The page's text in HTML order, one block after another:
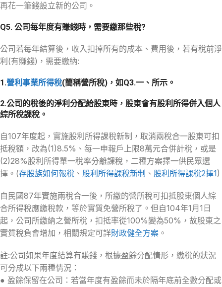
再花一筆錢設立新的公司。
Q5. 公司每年度有賺錢時，需要繳那些稅?
公司若每年結算後，收入扣掉所有的成本、費用後，若有稅前淨
利(有賺錢)，需要繳納:
1.營利事業所得稅(簡稱營所稅)，如Q3.一、所示。
2.公司的稅後的淨利分配給股東時，股東會有股利所得併入個人
綜所稅課稅。
自107年度起，實施股利所得課稅新制，取消兩稅合一股東可扣
抵稅額，改為(1)8.5%、每一申報戶上限8萬元合併計稅，或是
(2)28%股利所得單一稅率分離課稅，二種方案擇一供民眾選
擇。(存股族如何報稅 、 股利所得課稅新制 、 股利所得課稅2擇1)
自民國87年實施兩稅合一後，所繳的營所稅可扣抵股東個人綜
合所得稅應繳稅款，等於實質免營所稅了。但自104年1月1日
起，公司所繳納之營所稅，扣抵率從100%變為50%，故股東之
實質稅負會增加，相關規定可詳財政健全方案 。
註:公司如果年度結算有賺錢，根據盈餘分配情形，繳稅的狀況
可分成以下兩種情況：
● 盈餘保留在公司：若當年度有盈餘而未於隔年底前全數分配或